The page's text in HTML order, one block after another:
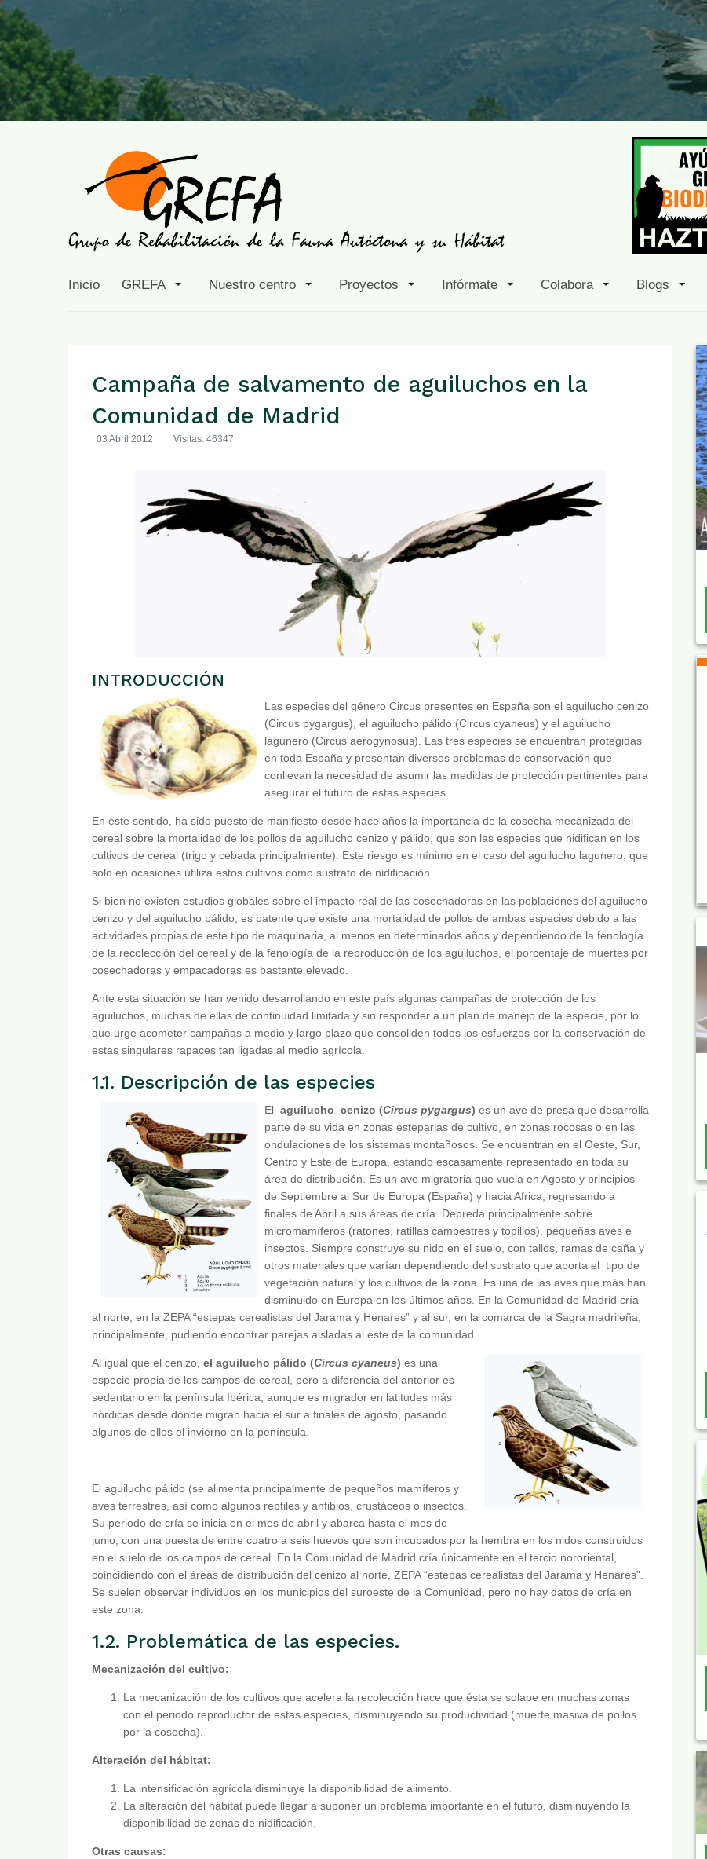
Inicio GREFA Nuestro centro Proyectos Infórmate Colabora Blogs
Campaña de salvamento de aguiluchos en la
Comunidad de Madrid
03 Abril 2012 Visitas: 46347
INTRODUCCIÓN
Las especies del género Circus presentes en España son el aguilucho cenizo
(Circus pygargus), el aguilucho pálido (Circus cyaneus) y el aguilucho
lagunero (Circus aerogynosus). Las tres especies se encuentran protegidas
en toda España y presentan diversos problemas de conservación que
conllevan la necesidad de asumir las medidas de protección pertinentes para
asegurar el futuro de estas especies.
En este sentido, ha sido puesto de manifiesto desde hace años la importancia de la cosecha mecanizada del
cereal sobre la mortalidad de los pollos de aguilucho cenizo y pálido, que son las especies que nidifican en los
cultivos de cereal (trigo y cebada principalmente). Este riesgo es mínimo en el caso del aguilucho lagunero, que
sólo en ocasiones utiliza estos cultivos como sustrato de nidificación.
Si bien no existen estudios globales sobre el impacto real de las cosechadoras en las poblaciones del aguilucho
cenizo y del aguilucho pálido, es patente que existe una mortalidad de pollos de ambas especies debido a las
actividades propias de este tipo de maquinaria, al menos en determinados años y dependiendo de la fenología
de la recolección del cereal y de la fenología de la reproducción de los aguiluchos, el porcentaje de muertes por
cosechadoras y empacadoras es bastante elevado.
Ante esta situación se han venido desarrollando en este país algunas campañas de protección de los
aguiluchos, muchas de ellas de continuidad limitada y sin responder a un plan de manejo de la especie, por lo
que urge acometer campañas a medio y largo plazo que consoliden todos los esfuerzos por la conservación de
estas singulares rapaces tan ligadas al medio agrícola.
1.1. Descripción de las especies
El aguilucho cenizo (Circus pygargus) es un ave de presa que desarrolla
parte de su vida en zonas esteparias de cultivo, en zonas rocosas o en las
ondulaciones de los sistemas montañosos. Se encuentran en el Oeste, Sur,
Centro y Este de Europa, estando escasamente representado en toda su
área de distribución. Es un ave migratoria que vuela en Agosto y principios
de Septiembre al Sur de Europa (España) y hacia Africa, regresando a
finales de Abril a sus áreas de cría. Depreda principalmente sobre
micromamíferos (ratones, ratillas campestres y topillos), pequeñas aves e
insectos. Siempre construye su nido en el suelo, con tallos, ramas de caña y
otros materiales que varían dependiendo del sustrato que aporta el tipo de
vegetación natural y los cultivos de la zona. Es una de las aves que más han
disminuido en Europa en los últimos años. En la Comunidad de Madrid cría
al norte, en la ZEPA “estepas cerealistas del Jarama y Henares” y al sur, en la comarca de la Sagra madrileña,
principalmente, pudiendo encontrar parejas aisladas al este de la comunidad.
Al igual que el cenizo, el aguilucho pálido (Circus cyaneus) es una
especie propia de los campos de cereal, pero a diferencia del anterior es
sedentario en la península Ibérica, aunque es migrador en latitudes más
nórdicas desde donde migran hacia el sur a finales de agosto, pasando
algunos de ellos el invierno en la península.
El aguilucho pálido (se alimenta principalmente de pequeños mamíferos y
aves terrestres, así como algunos reptiles y anfibios, crustáceos o insectos.
Su periodo de cría se inicia en el mes de abril y abarca hasta el mes de
junio, con una puesta de entre cuatro a seis huevos que son incubados por la hembra en los nidos construidos
en el suelo de los campos de cereal. En la Comunidad de Madrid cría únicamente en el tercio nororiental,
coincidiendo con el áreas de distribución del cenizo al norte, ZEPA “estepas cerealistas del Jarama y Henares”.
Se suelen observar individuos en los municipios del suroeste de la Comunidad, pero no hay datos de cría en
este zona.
1.2. Problemática de las especies.
Mecanización del cultivo:
La mecanización de los cultivos que acelera la recolección hace que ésta se solape en muchas zonas
con el periodo reproductor de estas especies, disminuyendo su productividad (muerte masiva de pollos
por la cosecha).
Alteración del hábitat:
La intensificación agrícola disminuye la disponibilidad de alimento.
La alteración del hábitat puede llegar a suponer un problema importante en el futuro, disminuyendo la
disponibilidad de zonas de nidificación.
Otras causas: